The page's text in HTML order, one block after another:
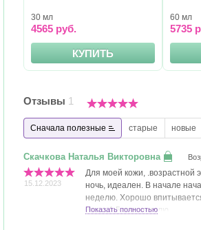
30 мл
4565 руб.
КУПИТЬ
60 мл
5735
Отзывы 1
Сначала полезные старые новые
15.12.2023
Для моей кожи, .возрастной
ночь, идеален. В начале
неделю. Хорошо
чаще 4-5 раз неделю.
Показать полностью